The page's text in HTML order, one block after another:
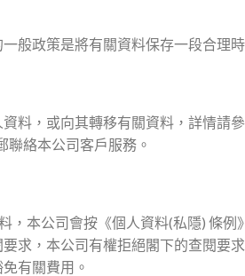
般政策是將有關資料保存一段合理時
料，或向其轉移有關資料，詳情請
絡本公司客戶服務。
本公司會按《個人資料(私隱) 條例
求，本公司有權拒絕閣下的查閱要
有關費用。